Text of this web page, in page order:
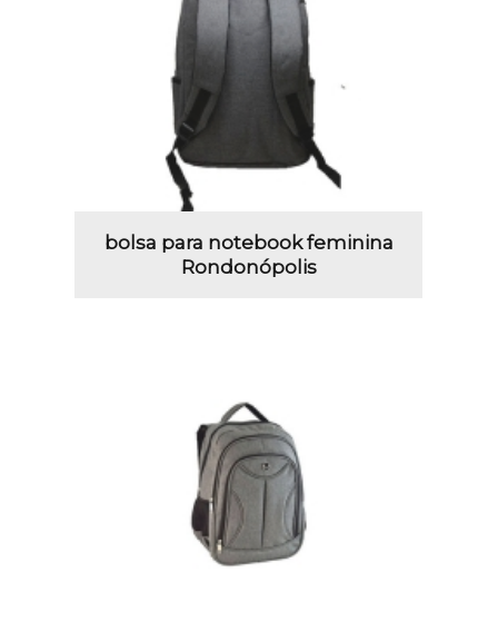
bolsa para notebook feminina
Rondonópolis